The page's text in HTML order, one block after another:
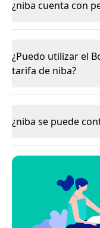
¿niba cuenta con
¿Puedo utilizar el
tarifa de niba?
¿niba se puede